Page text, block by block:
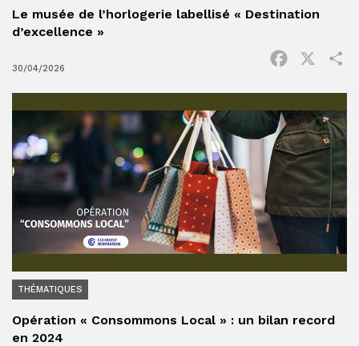
Le musée de l’horlogerie labellisé « Destination
d’excellence »
30/04/2026
Facebook
THÉMATIQUES
Opération « Consommons Local » : un bilan record
en 2024